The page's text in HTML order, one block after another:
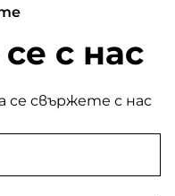
с нас
свържете с нас